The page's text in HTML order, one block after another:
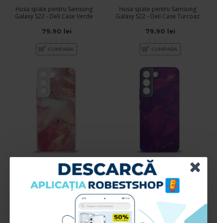
Husa spate pentru Samsung
Galaxy S22 - Deli Case Verde
79.90 lei
CUMPARA
Husa spate pentru Samsung
Galaxy S22 - Deli Case Turcoaz
79.90 lei
CUMPARA
Husa spate pentru Samsung
Galaxy S22 - Deli Case Roz
79.90 lei
Husa spate pentru Samsung
Galaxy S22 - Deli Case Mov
79.90 lei
CUMPARA